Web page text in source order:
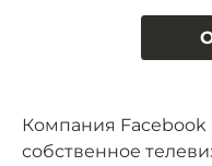
Компания Facebook
собственное